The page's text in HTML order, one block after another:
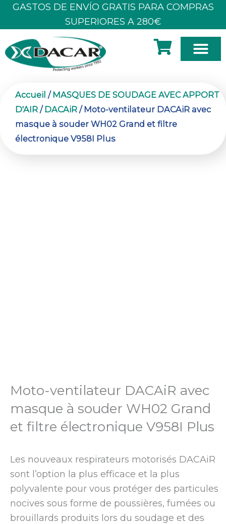
AllerGASTOS DE ENVÍO GRATIS PARA COMPRAS
SUPERIORES A 280€
Accueil /MASQUES DE SOUDAGE AVEC APPORT
D'AIR /DACAiR / Moto-ventilateur DACAiR avec
masque à souder WH02 Grand et filtre
électronique V958I Plus
Moto-ventilateur DACAiR avec
masque à souder WH02 Grand
et filtre électronique V958I Plus
Les nouveaux respirateurs motorisés DACAiR
sont l’option la plus efficace et la plus
polyvalente pour vous protéger des particules
nocives sous forme de poussières, fumées ou
brouillards produits lors du soudage et des